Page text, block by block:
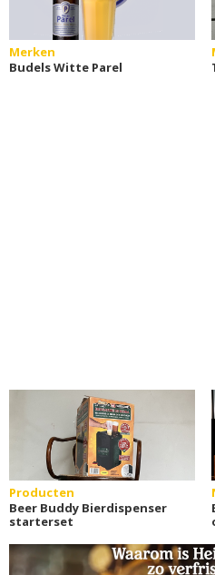
Merken
Budels Witte Parel
Producten
Beer Buddy Bierdispenser
starterset